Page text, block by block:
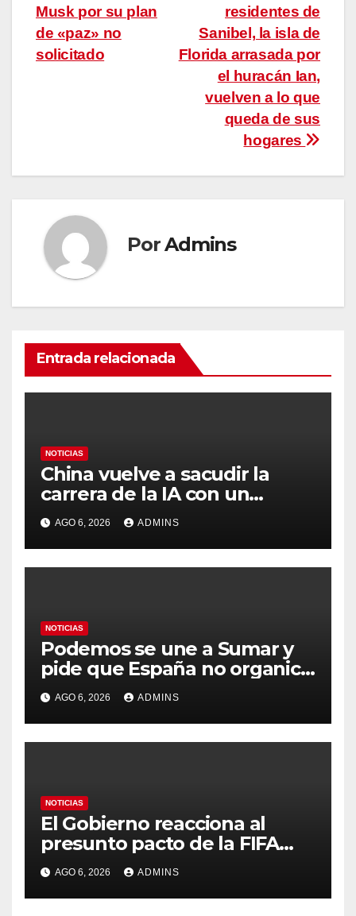
de
entradas
residentes de
Sanibel, la isla de
Florida arrasada por
el huracán Ian,
vuelven a lo que
queda de sus
hogares
Musk por su plan
de «paz» no
solicitado
PorAdmins
Entrada relacionada
NOTICIAS
China vuelve a sacudir la
carrera de la IA con un
modelo capaz de trabajar
durante días sin intervención
humana
AGO 6, 2026 ADMINS
NOTICIAS
Podemos se une a Sumar y
pide que España no organice
el Mundial 2030 con
Marruecos por «atentar
contra la soberanía nacional»
AGO 6, 2026 ADMINS
NOTICIAS
El Gobierno reacciona al
presunto pacto de la FIFA
con Marruecos para acoger
la final del Mundial 2030:
«Tiene que ser en España»
AGO 6, 2026 ADMINS